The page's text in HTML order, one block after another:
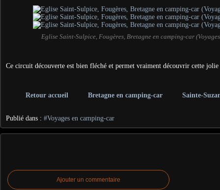
Eglise Saint-Sulpice, Fougères, Bretagne en camping-car
Ce circuit découverte est bien fléché et permet vraiment découvrir cette
Retour accueil Bretagne en camping-car Sainte-
Publié dans : #Voyages en camping-car
Ajouter un commentaire